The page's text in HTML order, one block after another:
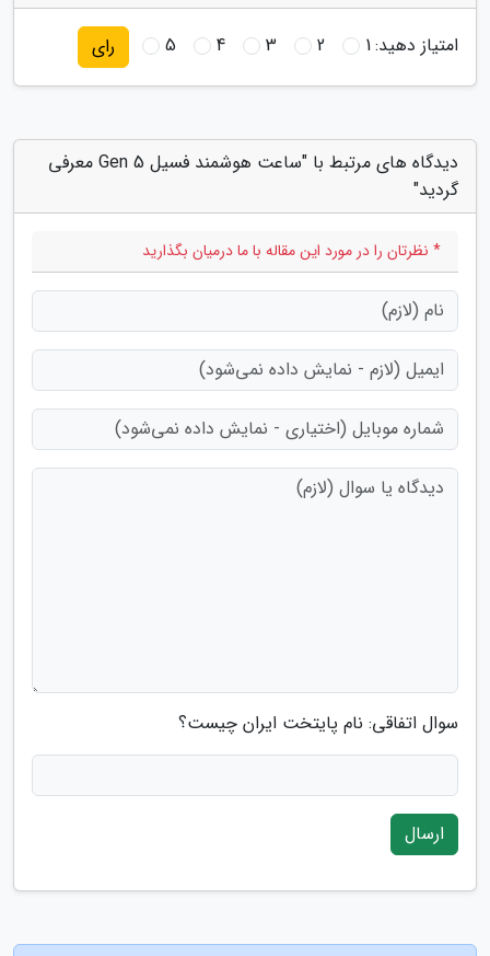
امتیاز دهید:1
2
3
4
5 رای
دیدگاه های مرتبط با "ساعت هوشمند فسیل Gen 5 معرفی
گردید"
* نظرتان را در مورد این مقاله با ما درمیان بگذارید
سوال اتفاقی: نام پایتخت ایران چیست؟
ارسال